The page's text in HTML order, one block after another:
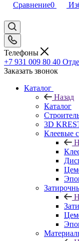
Сравнение0
Телефоны
+7 931 009 80 40
Заказать звонок
Каталог
Назад
Каталог
3D
Клеевые